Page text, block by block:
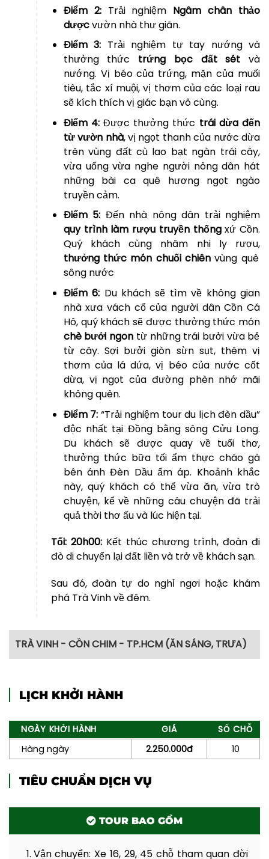
Điểm 2:Trải nghiệm Ngâm chân thảo
dượcvườn nhà thư giãn.
Điểm 3: Trải nghiệm tự tay nướng và
thưởng thức trứng bọc đất sét và
nướng. Vị béo của trứng, mặn của muối
tiêu, tắc xí muội, vị thơm của các loại rau
sẽ kích thích vị giác bạn vô cùng.
Điểm 4:Được thưởng thức trái dừa đến
từ vườn nhà, vị ngọt thanh của nước dừa
trên vùng đất cù lao bạt ngàn trái cây,
vừa uống vừa nghe người nông dân hát
những bài ca quê hương ngọt ngào
truyền cảm.
Điểm 5: Đến nhà nông dân trải nghiệm
quy trình làm rượu truyền thốngxứ Cồn.
Quý khách cùng nhâm nhi ly rượu,
thưởng thức món chuối chiên vùng quê
sông nước
Điểm 6: Du khách sẽ tìm về không gian
nhà xưa vách cổ của người dân Cồn Cá
Hô, quý khách sẽ được thưởng thức món
chè bưởi ngon từ những trái bưởi vừa bẻ
từ cây. Sợi bưởi giòn sừn sụt, thêm vị
thơm của lá dứa, vị béo của nước cốt
dừa, vị ngọt của đường phèn nhớ mãi
không quên.
Điểm 7: “Trải nghiệm tour du lịch đèn dầu”
độc nhất tại Đồng bằng sông Cửu Long.
Du khách sẽ được quay về tuổi thơ,
thưởng thức bữa tối ẩm thực cháo gà
bên ánh Đèn Dầu ấm áp. Khoảnh khắc
này, quý khách có thể vừa ăn, vừa trò
chuyện, kể về những câu chuyện đã trải
quả thời thơ ấu và lúc hiện tại.
Tối: 20h00: Kết thúc chương trình, đoàn đi
đò di chuyển lại đất liền và trở về khách sạn.
Sau đó, đoàn tự do nghỉ ngơi hoặc khám
phá Trà Vinh về đêm.
TRÀ VINH - CỒN CHIM - TP.HCM (ĂN SÁNG, TRƯA)
Sáng:7h00:Quý khách dùng bữa sáng tại
và hướng dẫn viên đón đoàn hành trình
khám phá khu du lịch cộng đồng Cồn Chim.
Ở Cồn chim sẽ có điện, wifi đầy đủ nên quý
khách cứ yên tâm nhé.
Chim. Quý khách sẽ có cơ hội đi qua những
chiếc phà còn lại hiếm hoi của miền Tây và
LỊCH KHỞI HÀNH
NGÀY KHỞI HÀNH GIÁ
SỐ CHỖ
Hàng ngày
2.250.000đ 10
TIÊU CHUẨN DỊCH VỤ
TOUR BAO GỒM
Vận chuyển: Xe 16, 29, 45 chỗ tham quan đời